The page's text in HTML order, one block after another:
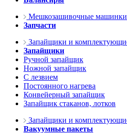
Мешкозашивочные машинки
Запчасти
Запайщики и
Запайщики
Ручной запайщик
Ножной запайщик
С лезвием
Постоянного нагрева
Конвейерный запайщик
Запайщик стаканов, лотков
Запайщики и
Вакуумные пакеты